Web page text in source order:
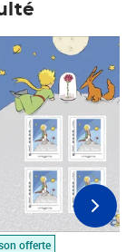
offerte